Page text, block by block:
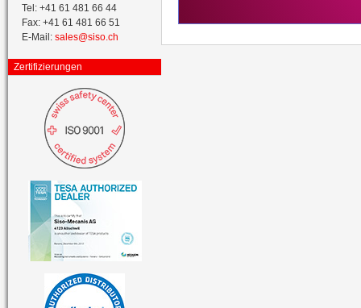
Tel: +41 61 481 66 44
Fax: +41 61 481 66 51
E-Mail: sales@siso.ch
Zertifizierungen